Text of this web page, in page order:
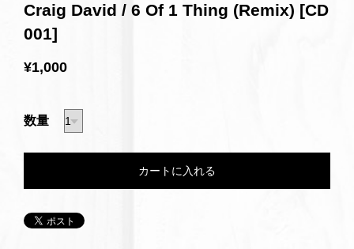
Craig David / 6 Of 1 Thing (Remix) [CD
001]
¥1,000
数量